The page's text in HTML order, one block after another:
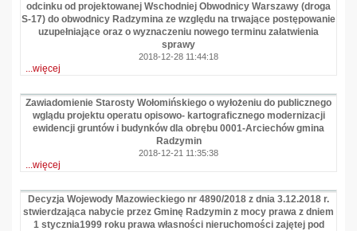
odcinku od projektowanej Wschodniej Obwodnicy Warszawy (droga
S-17) do obwodnicy Radzymina ze względu na trwające postępowanie
uzupełniające oraz o wyznaczeniu nowego terminu załatwienia
sprawy
2018-12-28 11:44:18
...więcej
Zawiadomienie Starosty Wołomińskiego o wyłożeniu do publicznego
wglądu projektu operatu opisowo- kartograficznego modernizacji
ewidencji gruntów i budynków dla obrębu 0001-Arciechów gmina
Radzymin
2018-12-21 11:35:38
...więcej
Decyzja Wojewody Mazowieckiego nr 4890/2018 z dnia 3.12.2018 r.
stwierdzająca nabycie przez Gminę Radzymin z mocy prawa z dniem
1 stycznia1999 roku prawa własności nieruchomości zajętej pod